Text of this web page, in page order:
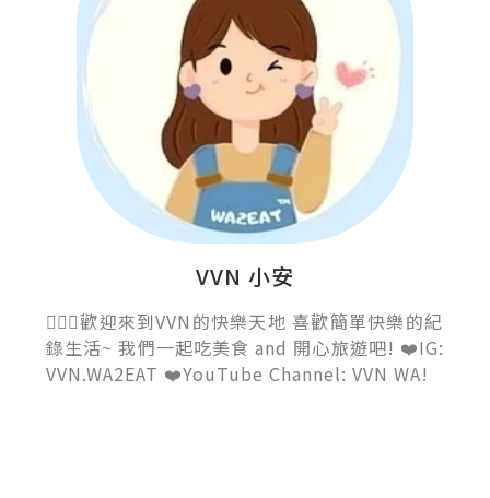
VVN 小安
💁🏻‍♀️歡迎來到VVN的快樂天地 喜歡簡單快樂的紀
錄生活~ 我們一起吃美食 and 開心旅遊吧! ❤️IG:
VVN.WA2EAT ❤️YouTube Channel: VVN WA!